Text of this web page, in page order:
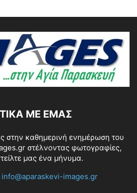
ΜΕ ΕΜΆΣ
στην καθημερινή ενημέρωση του
στέλνοντας φωτογραφίες,
μας ένα μήνυμα.
info@aparaskevi-images.gr